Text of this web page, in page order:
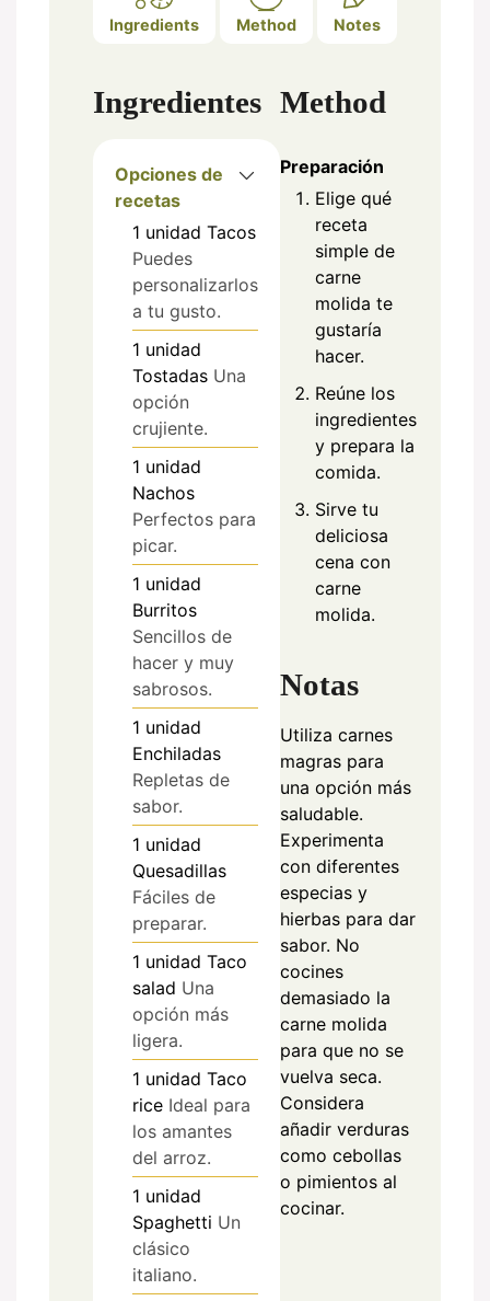
Ingredients Method Notes
Ingredientes
Opciones de
recetas
1 unidad Tacos
Puedes
personalizarlos
a tu gusto.
1 unidad
Tostadas Una
opción
crujiente.
1 unidad
Nachos
Perfectos para
picar.
1 unidad
Burritos
Sencillos de
hacer y muy
sabrosos.
1 unidad
Enchiladas
Repletas de
sabor.
1 unidad
Quesadillas
Fáciles de
preparar.
1 unidad Taco
salad Una
opción más
ligera.
1 unidad Taco
rice Ideal para
los amantes
del arroz.
1 unidad
Spaghetti Un
clásico
italiano.
Method
Preparación
Elige qué
receta
simple de
carne
molida te
gustaría
hacer.
Reúne los
ingredientes
y prepara la
comida.
Sirve tu
deliciosa
cena con
carne
molida.
Notas
Utiliza carnes
magras para
una opción más
saludable.
Experimenta
con diferentes
especias y
hierbas para dar
sabor. No
cocines
demasiado la
carne molida
para que no se
vuelva seca.
Considera
añadir verduras
como cebollas
o pimientos al
cocinar.